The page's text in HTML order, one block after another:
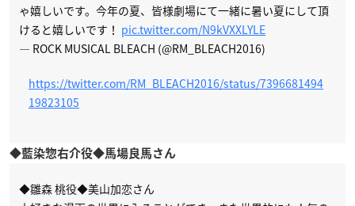
ゃ嬉しいです。今年の夏、皆様劇場にて一緒に暑い夏にして頂
けると嬉しいです！ pic.twitter.com/N9kVXXLYLE
— ROCK MUSICAL BLEACH (@RM_BLEACH2016)
https://twitter.com/RM_BLEACH2016/status/7396681494
19823105
◆藍染惣右介役◆馬場良馬さん
◆雛森 桃役◆美山加恋さん